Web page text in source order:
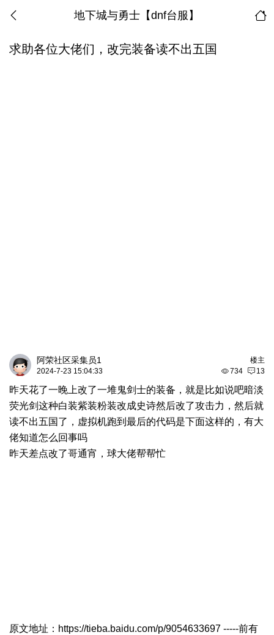
地下城与勇士【dnf台服】
求助各位大佬们，改完装备读不出五国
楼主
阿荣社区采集员1
734 13
2024-7-23 15:04:33
昨天花了一晚上改了一堆鬼剑士的装备，就是比如说吧暗淡
荧光剑这种白装紫装粉装改成史诗然后改了攻击力，然后就
读不出五国了，虚拟机跑到最后的代码是下面这样的，有大
佬知道怎么回事吗
昨天差点改了哥通宵，球大佬帮帮忙
原文地址： https://tieba.baidu.com/p/9054633697 -----前有